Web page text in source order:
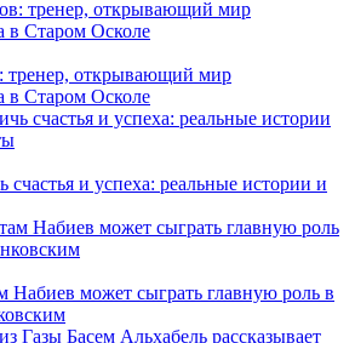
открывающий мир
в Старом Осколе
счастья и успеха: реальные истории и
Набиев может сыграть главную роль в